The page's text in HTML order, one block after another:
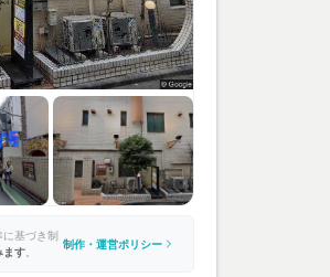
基づき制
ます。
制作・運営ポリシー